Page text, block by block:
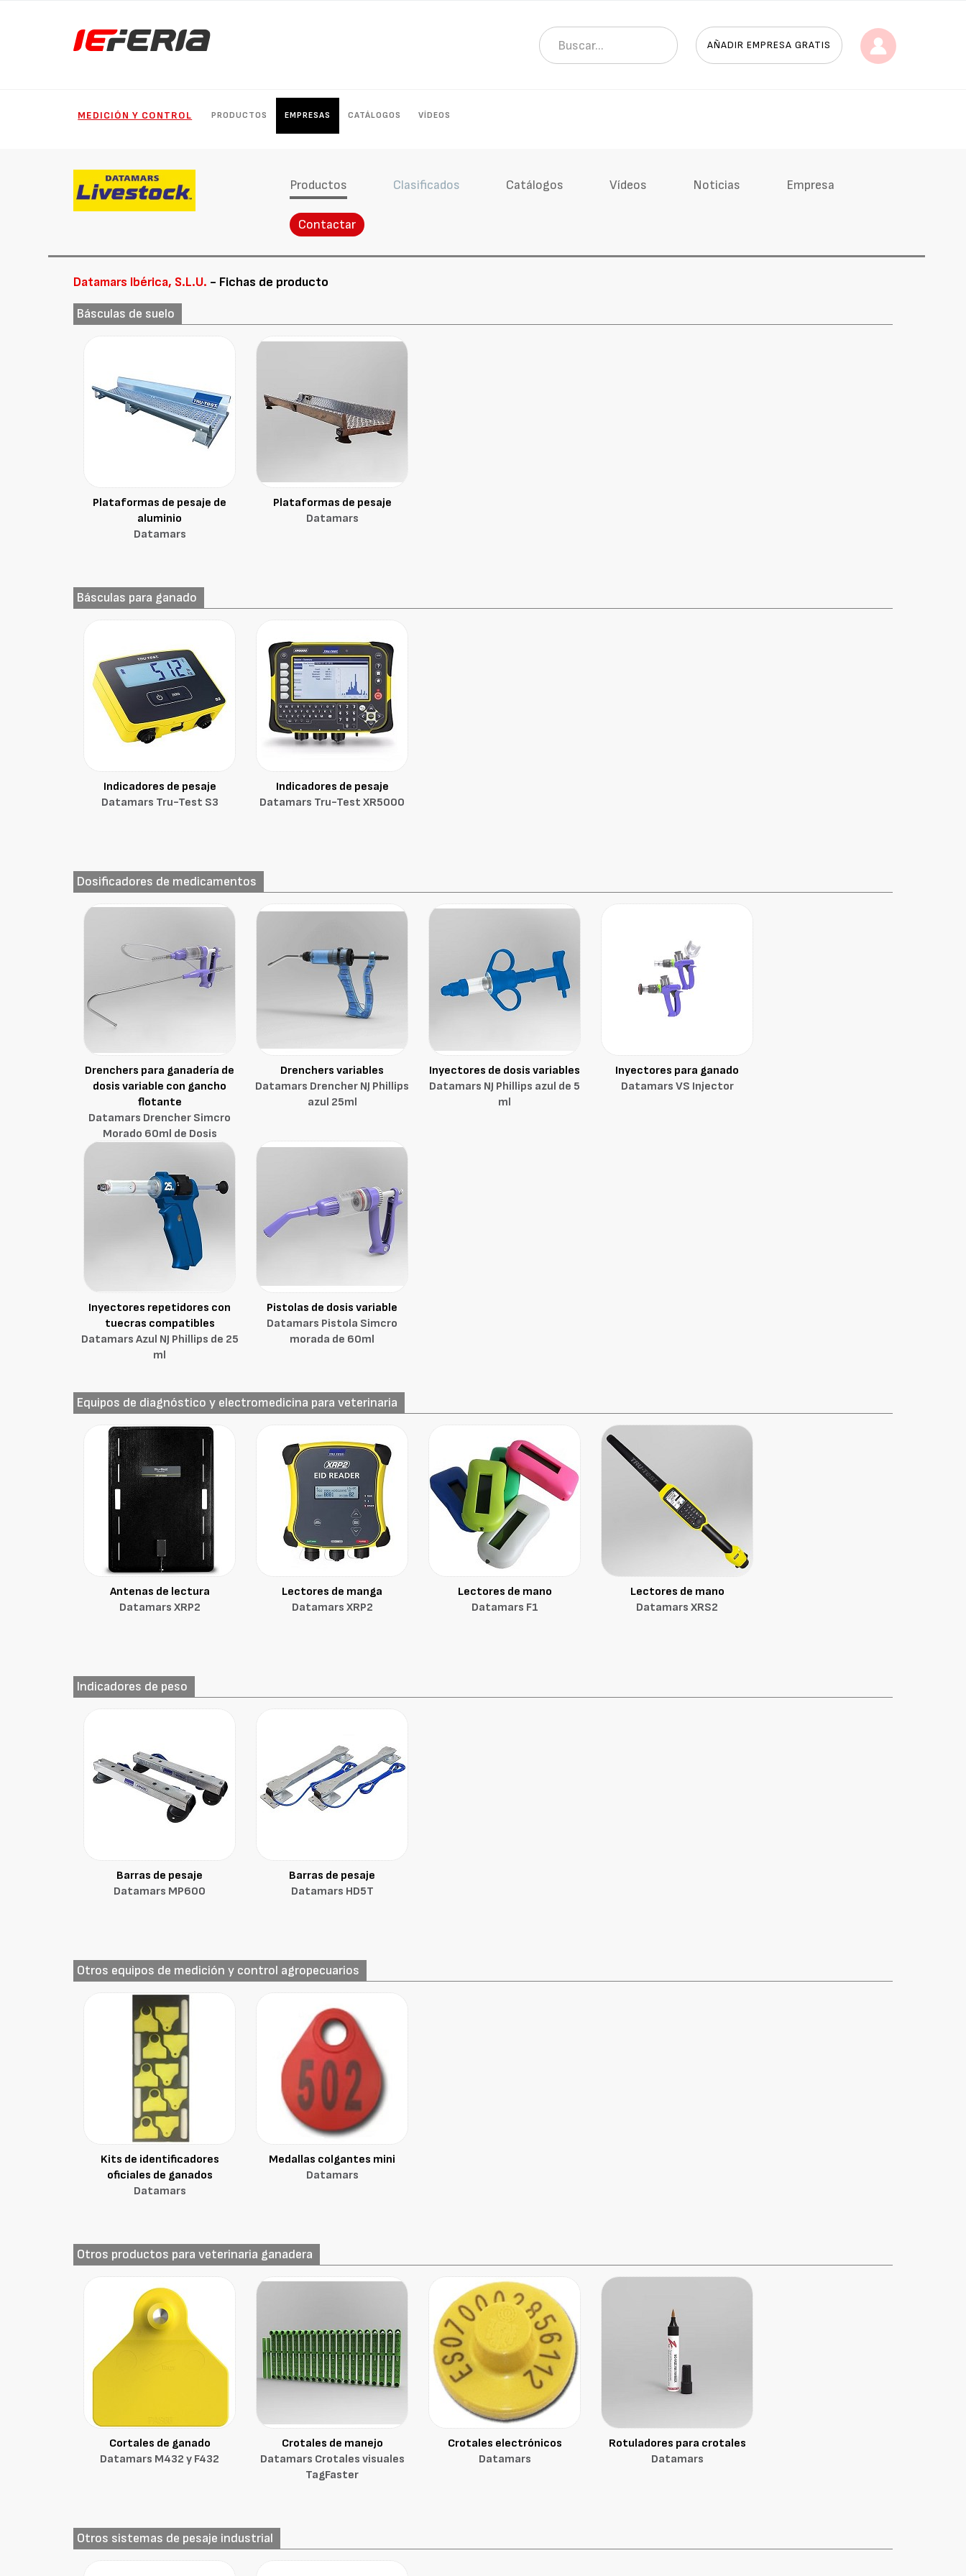
AÑADIR EMPRESA GRATIS
MEDICIÓN Y CONTROL PRODUCTOS EMPRESAS CATÁLOGOS VÍDEOS
Productos Clasificados Catálogos Vídeos Noticias Empresa
Contactar
Datamars Ibérica, S.L.U. - Fichas de producto
Básculas de suelo
Plataformas de pesaje de
aluminio
Datamars
Plataformas de pesaje
Datamars
Básculas para ganado
Indicadores de pesaje
Datamars Tru-Test S3
Indicadores de pesaje
Datamars Tru-Test XR5000
Dosificadores de medicamentos
Drenchers para ganadería de
dosis variable con gancho
flotante
Datamars Drencher Simcro
Morado 60ml de Dosis
Variable con Gancho Flotante
Drenchers variables
Datamars Drencher NJ Phillips
azul 25ml
Inyectores de dosis variables
Datamars NJ Phillips azul de 5
ml
Inyectores para ganado
Datamars VS Injector
Inyectores repetidores con
tuecras compatibles
Datamars Azul NJ Phillips de 25
ml
Pistolas de dosis variable
Datamars Pistola Simcro
morada de 60ml
Equipos de diagnóstico y electromedicina para veterinaria
Antenas de lectura
Datamars XRP2
Lectores de manga
Datamars XRP2
Lectores de mano
Datamars F1
Lectores de mano
Datamars XRS2
Indicadores de peso
Barras de pesaje
Datamars MP600
Barras de pesaje
Datamars HD5T
Otros equipos de medición y control agropecuarios
Kits de identificadores
oficiales de ganados
Datamars
Medallas colgantes mini
Datamars
Otros productos para veterinaria ganadera
Cortales de ganado
Datamars M432 y F432
Crotales de manejo
Datamars Crotales visuales
TagFaster
Crotales electrónicos
Datamars
Rotuladores para crotales
Datamars
Otros sistemas de pesaje industrial